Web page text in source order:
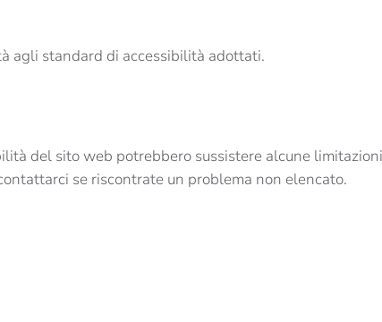
agli standard di accessibilità adottati.
del sito web potrebbero sussistere alcune
se riscontrate un problema non elencato.